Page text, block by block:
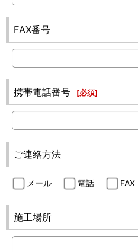
FAX番号
携帯電話番号 [必須]
ご連絡方法
メール 電話 FAX
施工場所